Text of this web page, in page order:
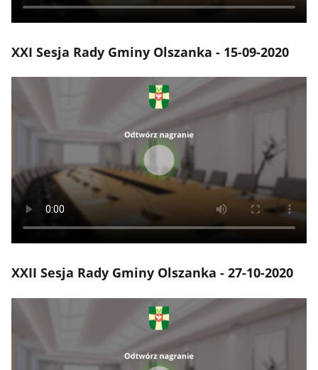
XXI Sesja Rady Gminy Olszanka - 15-09-2020
XXII Sesja Rady Gminy Olszanka - 27-10-2020